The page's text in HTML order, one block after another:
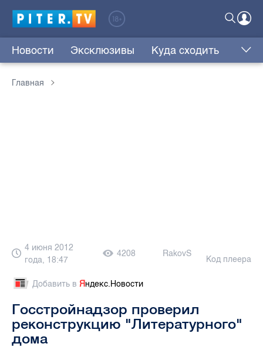
Новости Эксклюзивы Куда сходить
Главная
4 июня 2012
года, 18:47
4208 RakovS
Код плеера
Добавить в Яндекс.Новости
Госстройнадзор проверил
реконструкцию "Литературного"
дома